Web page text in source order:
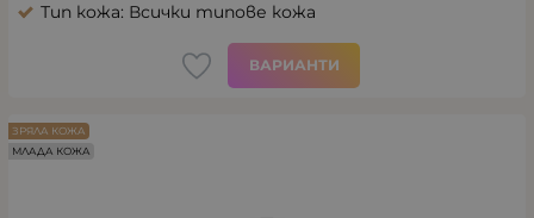
Тип кожа: Всички типове кожа
ВАРИАНТИ
ЗРЯЛА КОЖА
МЛАДА КОЖА